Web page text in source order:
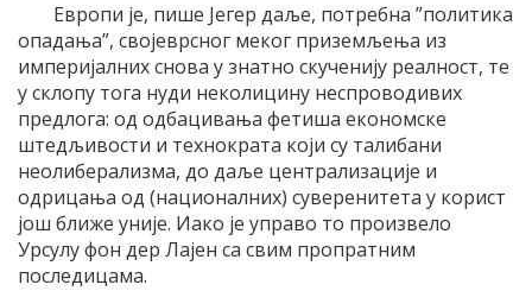
Европи је, пише Јегер даље, потребна ”политика
опадања”, својеврсног меког приземљења из
империјалних снова у знатно скученију реалност, те
у склопу тога нуди неколицину неспроводивих
предлога: од одбацивања фетиша економске
штедљивости и технократа који су талибани
неолиберализма, до даље централизације и
одрицања од (националних) суверенитета у корист
још ближе уније. Иако је управо то произвело
Урсулу фон дер Лајен са свим пропратним
последицама.